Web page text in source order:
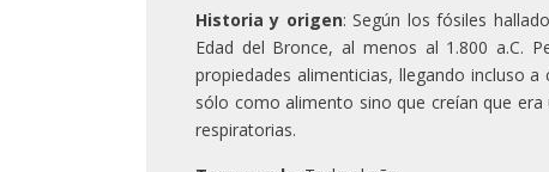
Historia y origen: Según los fósiles
Edad del Bronce, al menos al 1.800 a.C.
propiedades alimenticias, llegando incluso
sólo como alimento sino que creían que
respiratorias.